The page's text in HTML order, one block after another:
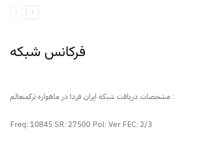
فرکانس شبکه
مشخصات دریافت شبکه ایران فردا در ماهواره ترکمنعالم :
Freq: 10845 SR: 27500 Pol: Ver FEC: 2/3